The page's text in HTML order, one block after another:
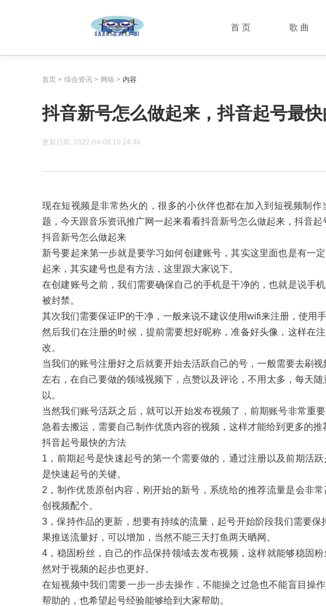
首 页 歌 曲
首页 > 综合资讯 > 网络 > 内容
抖音新号怎么做起来，抖音起号最
更新日期: 2022-04-08 16:24:46
现在短视频是非常热火的，很多的小伙伴也都在加入到短视频制
题，今天跟音乐资讯推广网一起来看看抖音新号怎么做起来，抖音起
抖音新号怎么做起来
新号要起来第一步就是要学习如何创建账号，其实这里面也是有一
起来，其实建号也是有方法，这里跟大家说下。
在创建账号之前，我们需要确保自己的手机是干净的，也就是说手
被封禁。
其次我们需要保证IP的干净，一般来说不建议使用wifi来注册，使用
然后我们在注册的时候，提前需要想好昵称，准备好头像，这样在
改。
当我们的账号注册好之后就要开始去活跃自己的号，一般需要去刷
左右，在自己要做的领域视频下，点赞以及评论，不用太多，每天
以。
当然我们账号活跃之后，就可以开始发布视频了，前期账号非常重
急着去搬运，需要自己制作优质内容的视频，这样才能给到更多的推
抖音起号最快的方法
1，前期起号是快速起号的第一个需要做的，通过注册以及前期活
是快速起号的关键。
2，制作优质原创内容，刚开始的新号，系统给的推荐流量是会非
创视频配个。
3，保持作品的更新，想要有持续的流量，起号开始阶段我们需要
果推送流量好，可以增加，当然不能三天打鱼两天晒网。
4，稳固粉丝，自己的作品保持领域去发布视频，这样就能够稳固
然对于视频的起步也更好。
在短视频中我们需要一步一步去操作，不能操之过急也不能盲目操
帮助的，也希望起号经验能够给到大家帮助。